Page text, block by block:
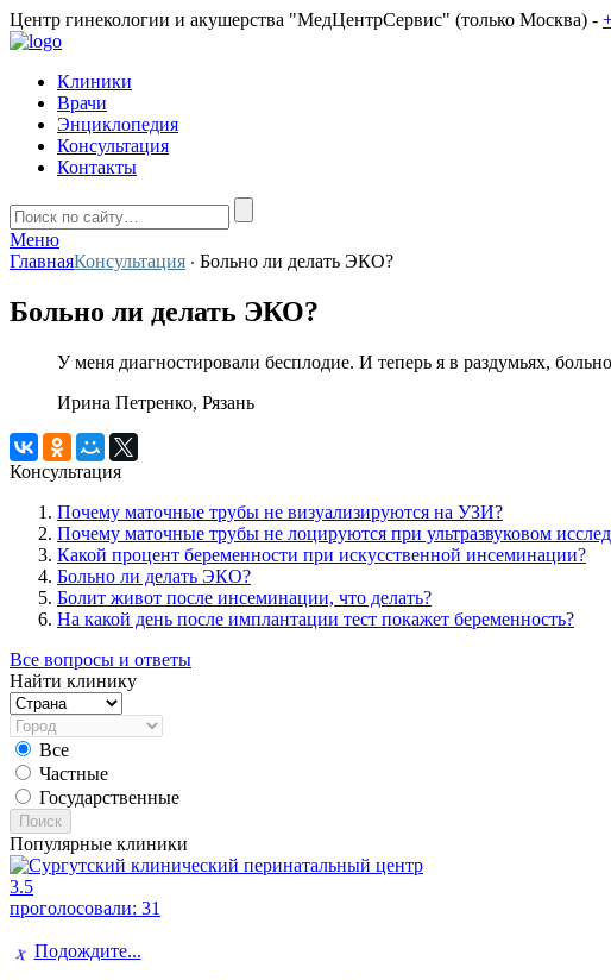
Центр гинекологии и акушерства "МедЦентрСервис" (только Москва) -
Клиники
Врачи
Энциклопедия
Консультация
Контакты
Меню
ГлавнаяКонсультация Больно ли делать ЭКО?
Больно ли делать ЭКО?
У меня диагностировали бесплодие. И теперь я в раздумьях,
Ирина Петренко, Рязань
Консультация
Почему маточные трубы не визуализируются на УЗИ?
Почему маточные трубы не лоцируются при ультразвуковом
Какой процент беременности при искусственной инсеминации?
Больно ли делать ЭКО?
Болит живот после инсеминации, что делать?
На какой день после имплантации тест покажет беременность?
Все вопросы и ответы
Найти клинику
Все
Частные
Государственные
Поиск
Популярные клиники
3.5
проголосовали: 31
Подождите...